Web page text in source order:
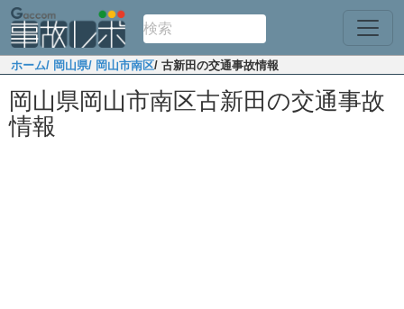
ホーム/ 岡山県/ 岡山市南区/ 古新田の交通事故情報
岡山県岡山市南区古新田の交通事故
情報